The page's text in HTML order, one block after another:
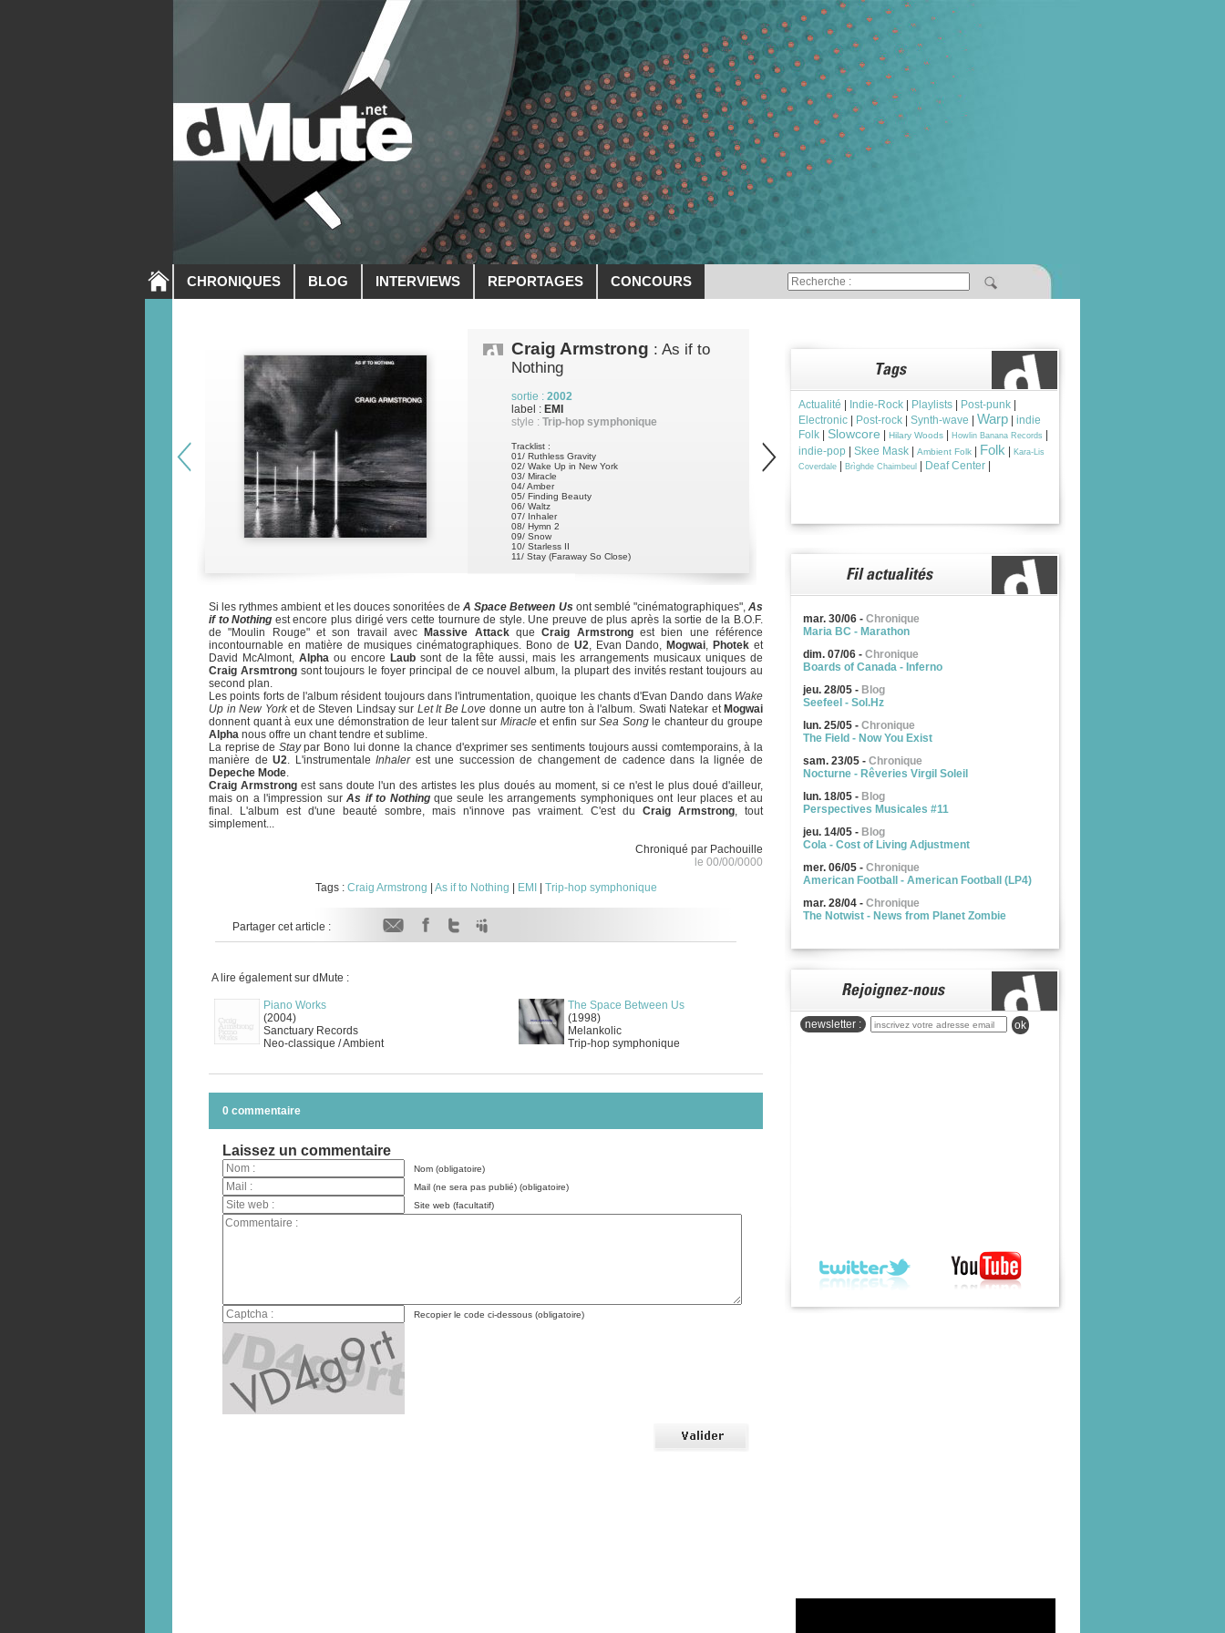
CHRONIQUES BLOG INTERVIEWS REPORTAGES CONCOURS
Craig Armstrong : As if to
Nothing
sortie : 2002
label : EMI
style : Trip-hop symphonique
Tracklist :
01/ Ruthless Gravity
02/ Wake Up in New York
03/ Miracle
04/ Amber
05/ Finding Beauty
06/ Waltz
07/ Inhaler
08/ Hymn 2
09/ Snow
10/ Starless II
11/ Stay (Faraway So Close)
Si les rythmes ambient et les douces sonoritées deA Space Between Us ont semblé "cinématographiques", As
if to Nothing est encore plus dirigé vers cette tournure de style. Une preuve de plus après la sortie de la B.O.F.
de "Moulin Rouge" et son travail avec
Massive AttackqueCraig Armstrongest bien une référence
incontournable en matière de musiques cinématographiques. Bono de U2, Evan Dando, Mogwai, Photek et
David McAlmont, Alphaou encore Laubsont de la fête aussi, mais les arrangements musicaux uniques de
Craig Arsmtrongsont toujours le foyer principal de ce nouvel album, la plupart des invités restant toujours au
second plan.
Les points forts de l'album résident toujours dans l'intrumentation, quoique les chants d'Evan Dando dans Wake
Up in New Yorket de Steven Lindsay sur Let It Be Love donne un autre ton à l'album. Swati Natekar et Mogwai
donnent quant à eux une démonstration de leur talent sur Miracleet enfin surSea Songle chanteur du groupe
Alpha nous offre un chant tendre et sublime.
La reprise de Staypar Bono lui donne la chance d'exprimer ses sentiments toujours aussi comtemporains, à la
manière deU2. L'instrumentaleInhalerest une succession de changement de cadence dans la lignée de
Depeche Mode.
Craig Armstrong est sans doute l'un des artistes les plus doués au moment, si ce n'est le plus doué d'ailleur,
mais on a l'impression surAs if to Nothingque seule les arrangements symphoniques ont leur places et au
final. L'album est d'une beauté sombre, mais n'innove pas vraiment. C'est du Craig Armstrong, tout
simplement...
Chroniqué par Pachouille
le 00/00/0000
Tags : Craig Armstrong As if to Nothing EMI Trip-hop symphonique
Partager cet article :
A lire également sur dMute :
Piano Works
(2004)
Sanctuary Records
Neo-classique / Ambient
The Space Between Us
(1998)
Melankolic
Trip-hop symphonique
0 commentaire
Laissez un commentaire
Nom (obligatoire)
Mail (ne sera pas publié) (obligatoire)
Site web (facultatif)
Recopier le code ci-dessous (obligatoire)
Actualité Indie-Rock Playlists Post-punk
Electronic
Post-rock Synth-wave Warp
indie
Folk
Slowcore Hilary Woods Howlin Banana Records
indie-pop
Skee Mask Ambient Folk Folk
Kara-Lis
Coverdale
Brìghde Chaimbeul Deaf Center
mar. 30/06 - Chronique
Maria BC - Marathon
dim. 07/06 - Chronique
Boards of Canada - Inferno
jeu. 28/05 - Blog
Seefeel - Sol.Hz
lun. 25/05 - Chronique
The Field - Now You Exist
sam. 23/05 - Chronique
Nocturne - Rêveries Virgil Soleil
lun. 18/05 - Blog
Perspectives Musicales #11
jeu. 14/05 - Blog
Cola - Cost of Living Adjustment
mer. 06/05 - Chronique
American Football - American Football (LP4)
mar. 28/04 - Chronique
The Notwist - News from Planet Zombie
newsletter : ok